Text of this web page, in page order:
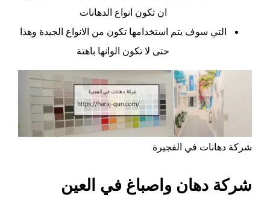
ان تكون انواع الدهانات
التي سوف يتم استخدامها تكون من الانواع الجيدة وهذا
حتى لا تكون الوانها باهتة
شركة دهانات في الفجيرة
شركة دهان واصباغ في العين